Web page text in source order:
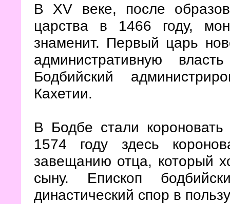
В XV веке, после
царства в 1466 году,
знаменит. Первый царь
административную
Бодбийский
Кахетии.
В Бодбе стали
1574 году здесь
завещанию отца, который
сыну. Епископ
династический спор в